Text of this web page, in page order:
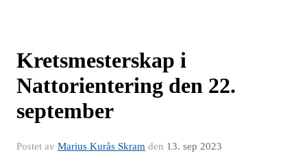
Kretsmesterskap i
Nattorientering den 22.
september
Postet av Marius Kurås Skram den 13. sep 2023